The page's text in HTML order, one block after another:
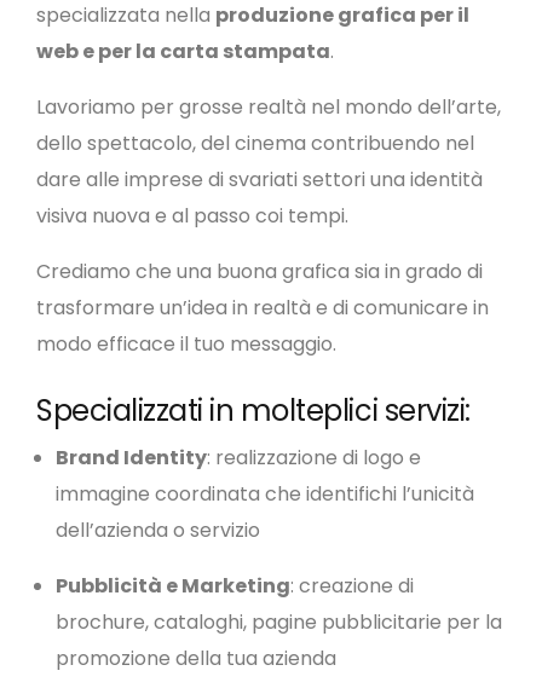
specializzata nella produzione grafica per il
web e per la carta stampata.
Lavoriamo per grosse realtà nel mondo dell’arte,
dello spettacolo, del cinema contribuendo nel
dare alle imprese di svariati settori una identità
visiva nuova e al passo coi tempi.
Crediamo che una buona grafica sia in grado di
trasformare un’idea in realtà e di comunicare in
modo efficace il tuo messaggio.
Specializzati in molteplici servizi:
Brand Identity: realizzazione di logo e
immagine coordinata che identifichi l’unicità
dell’azienda o servizio
Pubblicità e Marketing: creazione di
brochure, cataloghi, pagine pubblicitarie per la
promozione della tua azienda